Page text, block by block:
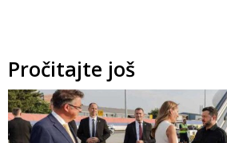
Pročitajte još